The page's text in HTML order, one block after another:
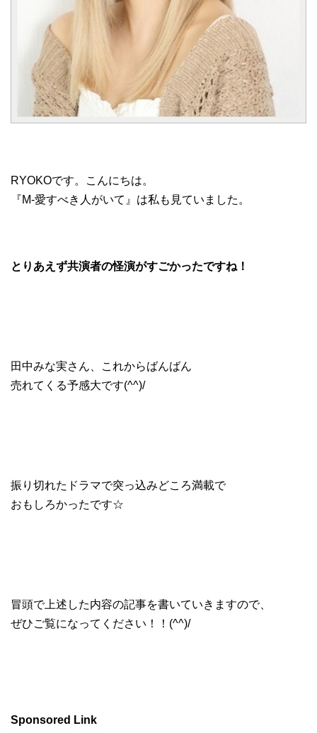
RYOKOです。こんにちは。
『M-愛すべき人がいて』は私も見ていました。
とりあえず共演者の怪演がすごかったですね！
田中みな実さん、これからばんばん
売れてくる予感大です(^^)/
振り切れたドラマで突っ込みどころ満載で
おもしろかったです☆
冒頭で上述した内容の記事を書いていきますので、
ぜひご覧になってください！！(^^)/
Sponsored Link